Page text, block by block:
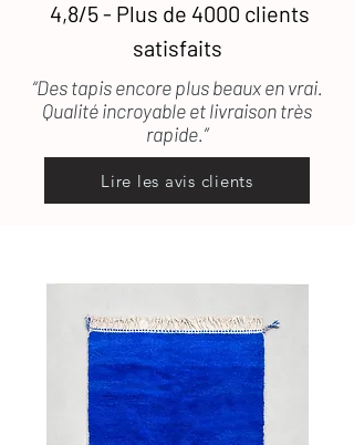
4,8/5 - Plus de 4000 clients
satisfaits
“Des tapis encore plus beaux en vrai.
Qualité incroyable et livraison très
rapide.”
Lire les avis clients